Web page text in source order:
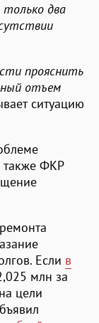
два
прояснить
отъем
ситуацию
также ФКР
Если в
млн за
цели